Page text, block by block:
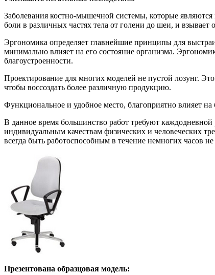
Заболевания костно-мышечной системы, которые
боли в различных частях тела от голени до шеи, и взывает
Эргономика определяет главнейшие принципы для
минимально влияет на его состояние организма.
благоустроенности.
Проектирование для многих моделей не пустой лозунг.
чтобы воссоздать более различную продукцию.
Функциональное и удобное место, благоприятно влияет на
В данное время большинство работ требуют
индивидуальным качествам физических и человеческих
всегда быть работоспособным в течение немногих часов
Презентована образцовая модель: